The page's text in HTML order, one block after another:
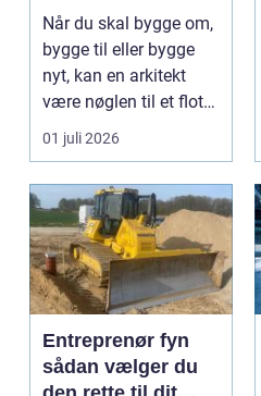
Når du skal bygge om,
bygge til eller bygge
nyt, kan en arkitekt
være nøglen til et flot
resultat, d...
01 juli 2026
Entreprenør fyn
sådan vælger du